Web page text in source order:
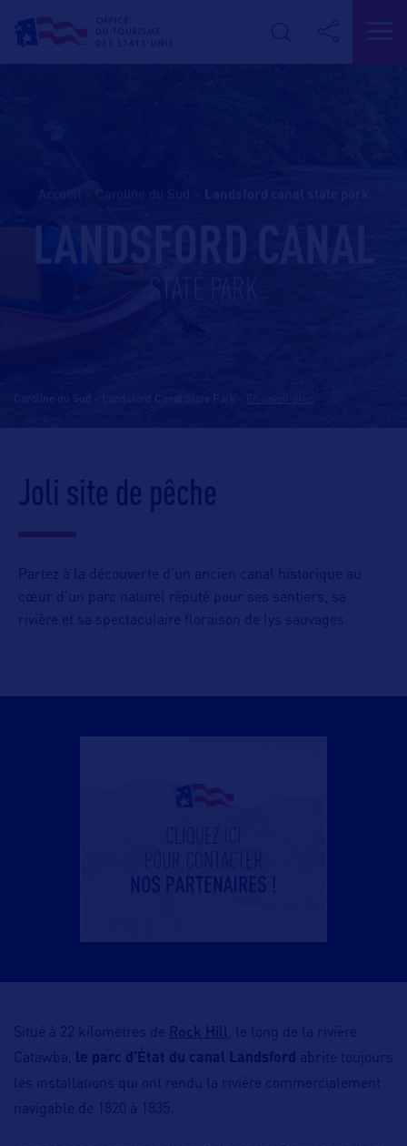
Accueil Caroline du Sud
LANDSFORD CANAL
STATE PARK
Joli site de pêche
Partez à la découverte d’un ancien canal historique au
cœur d’un parc naturel réputé pour ses sentiers, sa
rivière et sa spectaculaire floraison de lys sauvages.
Situé à 22 kilomètres de Rock Hill
, le long de la rivière
Catawba,
le parc d’État du canal Landsford abrite toujours
les installations qui ont rendu la rivière commercialement
navigable de 1820 à 1835.